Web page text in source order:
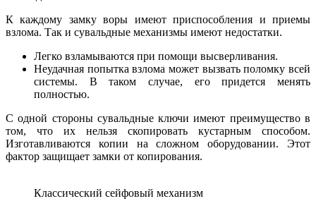
К каждому замку воры имеют приспособления и приемы
взлома. Так и сувальдные механизмы имеют недостатки.
Легко взламываются при помощи высверливания.
Неудачная попытка взлома может вызвать поломку всей
системы. В таком случае, его придется менять
полностью.
С одной стороны сувальдные ключи имеют преимущество в
том, что их нельзя скопировать кустарным способом.
Изготавливаются копии на сложном оборудовании. Этот
фактор защищает замки от копирования.
Классический сейфовый механизм